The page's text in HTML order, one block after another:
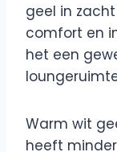
geel in
comfort en
het een
Warm wit
heeft